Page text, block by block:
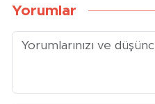
Yorumlar